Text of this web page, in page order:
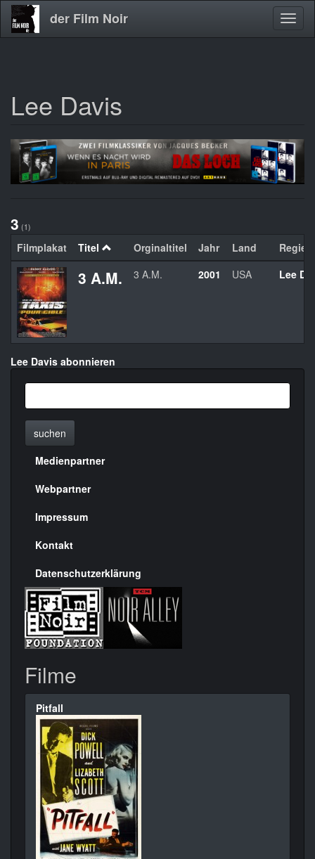
Direkt
zum
der Film Noir
Lee Davis
3 (1)
Filmplakat Titel Orginaltitel Jahr Land Regie
3 A.M. 3 A.M. 2001 USA Lee
Lee Davis abonnieren
suchen
Menülinks
rechte
Seite
Medienpartner
Webpartner
Impressum
Kontakt
Datenschutzerklärung
Filme
Pitfall